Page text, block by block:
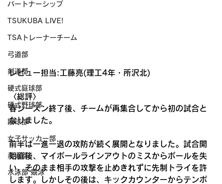
パートナーシップ
TSUKUBA LIVE!
TSAトレーナーチーム
弓道部
剣道部
硬式庭球部
硬式野球部
蹴球部
女子サッカー部
柔道部
水泳部 競泳
レビュー担当:工藤亮(理工4年・所沢北)
〈総評〉
春シーズン終了後、チームが再集合してから初の試合と
なりました。
前半は一進一退の攻防が続く展開となりました。試合開
始直後、マイボールラインアウトのミスからボールを失
い、そのまま相手の攻撃を止めきれずに先制トライを許
します。しかしその後は、キックカウンターからテンポ